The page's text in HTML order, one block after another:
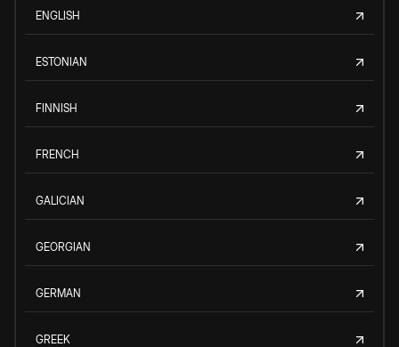
ENGLISH
ESTONIAN
FINNISH
FRENCH
GALICIAN
GEORGIAN
GERMAN
GREEK